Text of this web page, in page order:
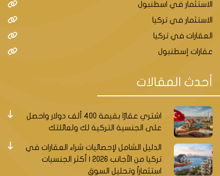
الاستثمار في اسطنبول
الاستثمار في تركيا
العقارات في تركيا
عقارات إسطنبول
أحدث المقالات
اشتري عقارًا بقيمة 400 ألف دولار واحصل
على الجنسية التركية لك ولعائلتك
الدليل الشامل لإحصائيات شراء العقارات في
تركيا من الأجانب 2026 | أكثر الجنسيات
استثماراً وتحليل السوق